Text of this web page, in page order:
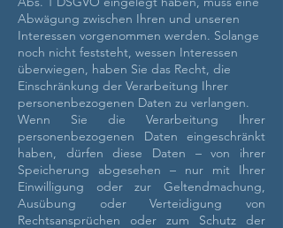
Abwägung zwischen Ihren und unseren
Interessen vorgenommen werden. Solange
noch nicht feststeht, wessen Interessen
überwiegen, haben Sie das Recht, die
Einschränkung der Verarbeitung Ihrer
personenbezogenen Daten zu verlangen.
Wenn Sie die Verarbeitung Ihrer
personenbezogenen Daten eingeschränkt
haben, dürfen diese Daten – von ihrer
Speicherung abgesehen – nur mit Ihrer
Einwilligung oder zur Geltendmachung,
Ausübung oder Verteidigung von
Rechtsansprüchen oder zum Schutz der